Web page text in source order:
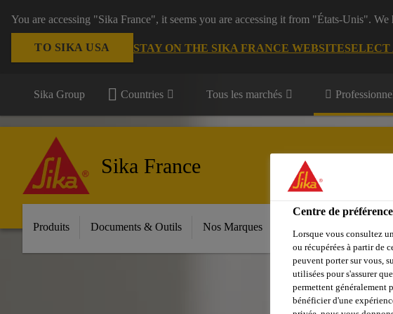
You are accessing "Sika France", it seems you are accessing it from "États-Unis".
TO SIKA USA STAY ON THE SIKA FRANCE WEBSITESELECT
Sika Group Countries Tous les marchés
Sika France
Produits Documents & Outils Nos Marques
Centre de
Lorsque vous consultez
ou récupérées à partir de
peuvent porter sur vous,
utilisées pour s'assurer
permettent généralement
bénéficier d'une